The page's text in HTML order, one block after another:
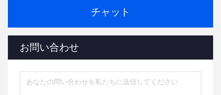
チャット
お問い合わせ